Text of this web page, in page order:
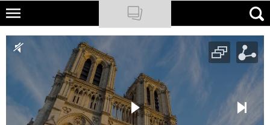
Skip
main
NATIONAL GEOGRAPHIC
PODCASTY
Sklep